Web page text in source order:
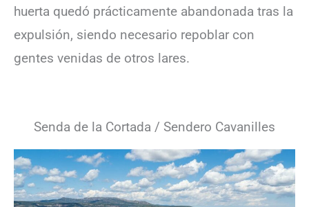
huerta quedó prácticamente abandonada tras la
expulsión, siendo necesario repoblar con
gentes venidas de otros lares.
Senda de la Cortada / Sendero Cavanilles